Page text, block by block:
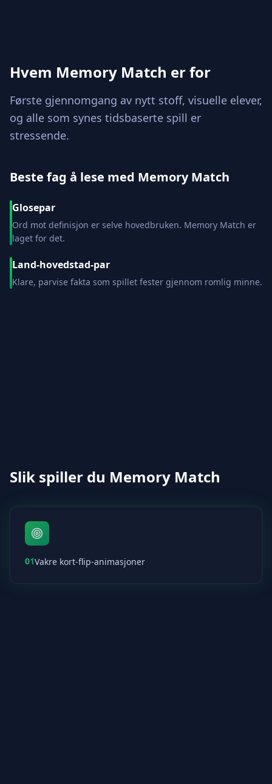
Hvem Memory Match er for
Første gjennomgang av nytt stoff, visuelle elever,
og alle som synes tidsbaserte spill er
stressende.
Beste fag å lese med Memory Match
Glosepar
Ord mot definisjon er selve hovedbruken. Memory Match er
laget for det.
Land-hovedstad-par
Klare, parvise fakta som spillet fester gjennom romlig minne.
Slik spiller du Memory Match
01Vakre kort-flip-animasjoner